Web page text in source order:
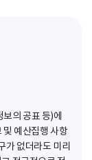
보의 공표 등)에
및 예산집행 사항
가 없더라도 미리